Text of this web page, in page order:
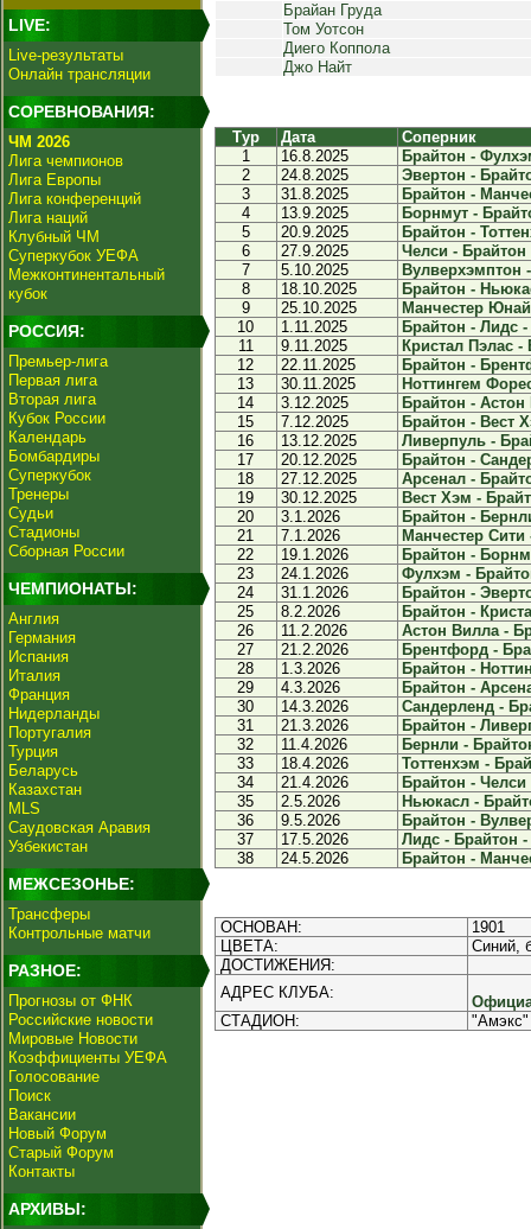
LIVE:
Live-результаты
Онлайн трансляции
СОРЕВНОВАНИЯ:
ЧМ 2026
Лига чемпионов
Лига Европы
Лига конференций
Лига наций
Клубный ЧМ
Суперкубок УЕФА
Межконтинентальный
кубок
РОССИЯ:
Премьер-лига
Первая лига
Вторая лига
Кубок России
Календарь
Бомбардиры
Суперкубок
Тренеры
Судьи
Стадионы
Сборная России
ЧЕМПИОНАТЫ:
Англия
Германия
Испания
Италия
Франция
Нидерланды
Португалия
Турция
Беларусь
Казахстан
MLS
Саудовская Аравия
Узбекистан
МЕЖСЕЗОНЬЕ:
Трансферы
Контрольные матчи
РАЗНОЕ:
Прогнозы от ФНК
Российские новости
Мировые Новости
Коэффициенты УЕФА
Голосование
Поиск
Вакансии
Новый Форум
Старый Форум
Контакты
АРХИВЫ:
Брайан Груда
Том Уотсон
Диего Коппола
Джо Найт
Тур Дата
Соперник
1
16.8.2025
Брайтон -
2
24.8.2025
Эвертон -
3
31.8.2025
Брайтон -
4
13.9.2025
Борнмут -
5
20.9.2025
Брайтон -
6
27.9.2025
Челси - Брайтон
7
5.10.2025
Вулверхэмптон
8
18.10.2025
Брайтон -
9
25.10.2025
Манчестер
10
1.11.2025
Брайтон - Лидс -
11
9.11.2025
Кристал Пэлас -
12
22.11.2025
Брайтон -
13
30.11.2025
Ноттингем
14
3.12.2025
Брайтон - Астон
15
7.12.2025
Брайтон - Вест
16
13.12.2025
Ливерпуль -
17
20.12.2025
Брайтон -
18
27.12.2025
Арсенал -
19
30.12.2025
Вест Хэм -
20
3.1.2026
Брайтон -
21
7.1.2026
Манчестер Сити
22
19.1.2026
Брайтон -
23
24.1.2026
Фулхэм -
24
31.1.2026
Брайтон -
25
8.2.2026
Брайтон -
26
11.2.2026
Астон Вилла -
27
21.2.2026
Брентфорд -
28
1.3.2026
Брайтон -
29
4.3.2026
Брайтон -
30
14.3.2026
Сандерленд -
31
21.3.2026
Брайтон -
32
11.4.2026
Бернли -
33
18.4.2026
Тоттенхэм -
34
21.4.2026
Брайтон - Челси
35
2.5.2026
Ньюкасл -
36
9.5.2026
Брайтон -
37
17.5.2026
Лидс - Брайтон -
38
24.5.2026 Брайтон -
ОСНОВАН:
1901
ЦВЕТА:
Синий,
ДОСТИЖЕНИЯ:
АДРЕС КЛУБА:
СТАДИОН:
"Амэкс"